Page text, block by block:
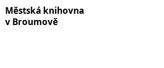
Městská knihovna
v Broumově